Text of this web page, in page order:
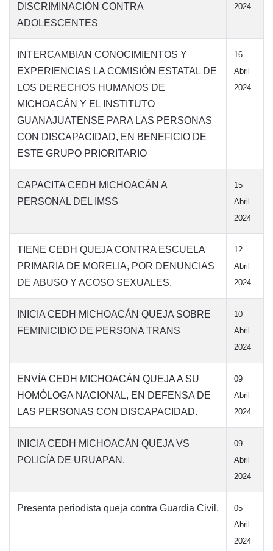
DISCRIMINACIÓN CONTRA
ADOLESCENTES
2024
INTERCAMBIAN CONOCIMIENTOS Y
EXPERIENCIAS LA COMISIÓN ESTATAL DE
LOS DERECHOS HUMANOS DE
MICHOACÁN Y EL INSTITUTO
GUANAJUATENSE PARA LAS PERSONAS
CON DISCAPACIDAD, EN BENEFICIO DE
ESTE GRUPO PRIORITARIO
16
Abril
2024
CAPACITA CEDH MICHOACÁN A
PERSONAL DEL IMSS
15
Abril
2024
TIENE CEDH QUEJA CONTRA ESCUELA
PRIMARIA DE MORELIA, POR DENUNCIAS
DE ABUSO Y ACOSO SEXUALES.
12
Abril
2024
INICIA CEDH MICHOACÁN QUEJA SOBRE
FEMINICIDIO DE PERSONA TRANS
10
Abril
2024
ENVÍA CEDH MICHOACÁN QUEJA A SU
HOMÓLOGA NACIONAL, EN DEFENSA DE
LAS PERSONAS CON DISCAPACIDAD.
09
Abril
2024
INICIA CEDH MICHOACÁN QUEJA VS
POLICÍA DE URUAPAN.
09
Abril
2024
Presenta periodista queja contra Guardia Civil.
05
Abril
2024